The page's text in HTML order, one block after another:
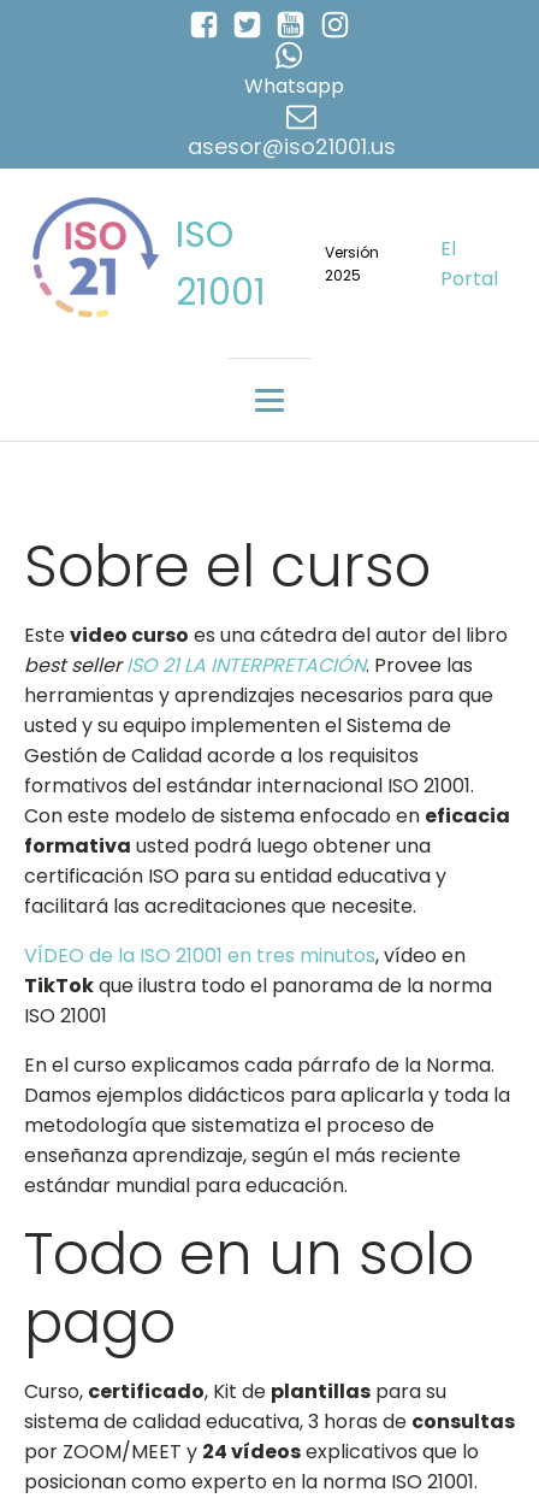
Whatsapp
asesor@iso21001.us
ISO
21001
Versión
2025
El
Portal
Sobre el curso
Estevideo curso es una cátedra del autor del libro
best seller ISO 21 LA INTERPRETACIÓN. Provee las
herramientas y aprendizajes necesarios para que
usted y su equipo implementen el Sistema de
Gestión de Calidad acorde a los requisitos
formativos del estándar internacional ISO 21001.
Con este modelo de sistema enfocado en eficacia
formativa usted podrá luego obtener una
certificación ISO para su entidad educativa y
facilitará las acreditaciones que necesite.
VÍDEO de la ISO 21001 en tres minutos, vídeo en
TikTokque ilustra todo el panorama de la norma
ISO 21001
En el curso explicamos cada párrafo de la Norma.
Damos ejemplos didácticos para aplicarla y toda la
metodología que sistematiza el proceso de
enseñanza aprendizaje, según el más reciente
estándar mundial para educación.
Todo en un solo
pago
Curso, certificado, Kit de plantillas para su
sistema de calidad educativa, 3 horas de consultas
por ZOOM/MEET y 24 vídeosexplicativos que lo
posicionan como experto en la norma ISO 21001.